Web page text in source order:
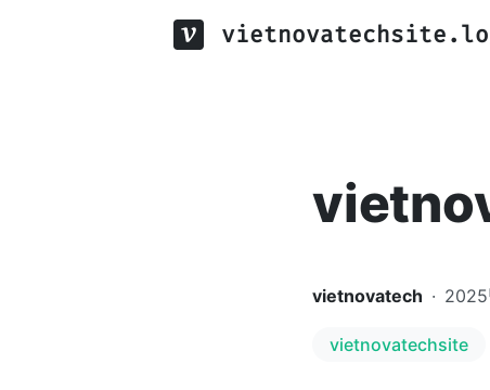
vietnovatech · 2025
vietnovatechsite